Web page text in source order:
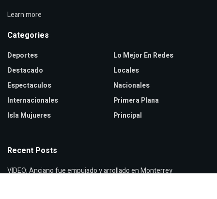
Learn more
Categories
Deportes
Destacado
Espectaculos
Internacionales
Isla Mujueres
Lo Mejor En Redes
Locales
Nacionales
Primera Plana
Principal
Recent Posts
VIDEO; Anciano fue empujado y arrollado en Monterrey